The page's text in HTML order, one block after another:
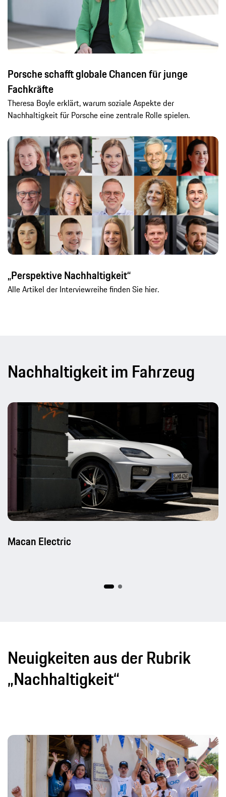
Porsche schafft globale Chancen für junge
Fachkräfte
Theresa Boyle erklärt, warum soziale Aspekte der
Nachhaltigkeit für Porsche eine zentrale Rolle spielen.
„Perspektive Nachhaltigkeit“
Alle Artikel der Interviewreihe finden Sie hier.
Nachhaltigkeit im Fahrzeug
Macan Electric
Neuigkeiten aus der Rubrik
„Nachhaltigkeit“